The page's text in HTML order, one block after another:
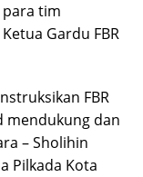
para tim
Gardu FBR
FBR
mendukung dan
– Sholihin
Pilkada Kota